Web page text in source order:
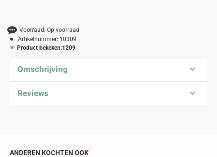
Voorraad: Op voorraad
Artikelnummer: 10309
Product bekeken:1209
Omschrijving
Reviews
ANDEREN KOCHTEN OOK